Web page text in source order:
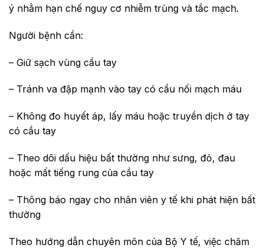
ý nhằm hạn chế nguy cơ nhiễm trùng và tắc mạch.
Người bệnh cần:
– Giữ sạch vùng cầu tay
– Tránh va đập mạnh vào tay có cầu nối mạch máu
– Không đo huyết áp, lấy máu hoặc truyền dịch ở tay
có cầu tay
– Theo dõi dấu hiệu bất thường như sưng, đỏ, đau
hoặc mất tiếng rung của cầu tay
– Thông báo ngay cho nhân viên y tế khi phát hiện bất
thường
Theo hướng dẫn chuyên môn của Bộ Y tế, việc chăm